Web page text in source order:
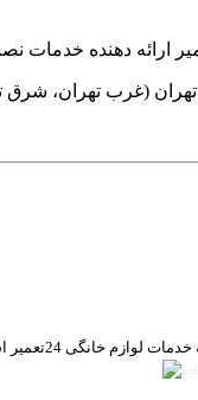
(غرب تهران، شرق
خانگی 24تعمیر است